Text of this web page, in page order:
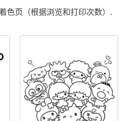
色页（根据浏览和打印次数）.